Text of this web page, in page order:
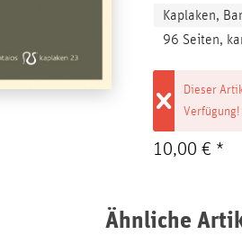
Kaplaken,
96 Seiten,
Dieser
Verfügung!
10,00 € *
Ähnliche